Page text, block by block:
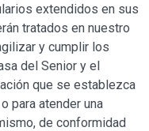
extendidos en sus
tratados en nuestro
y cumplir los
del Senior y el
que se establezca
para atender una
de conformidad